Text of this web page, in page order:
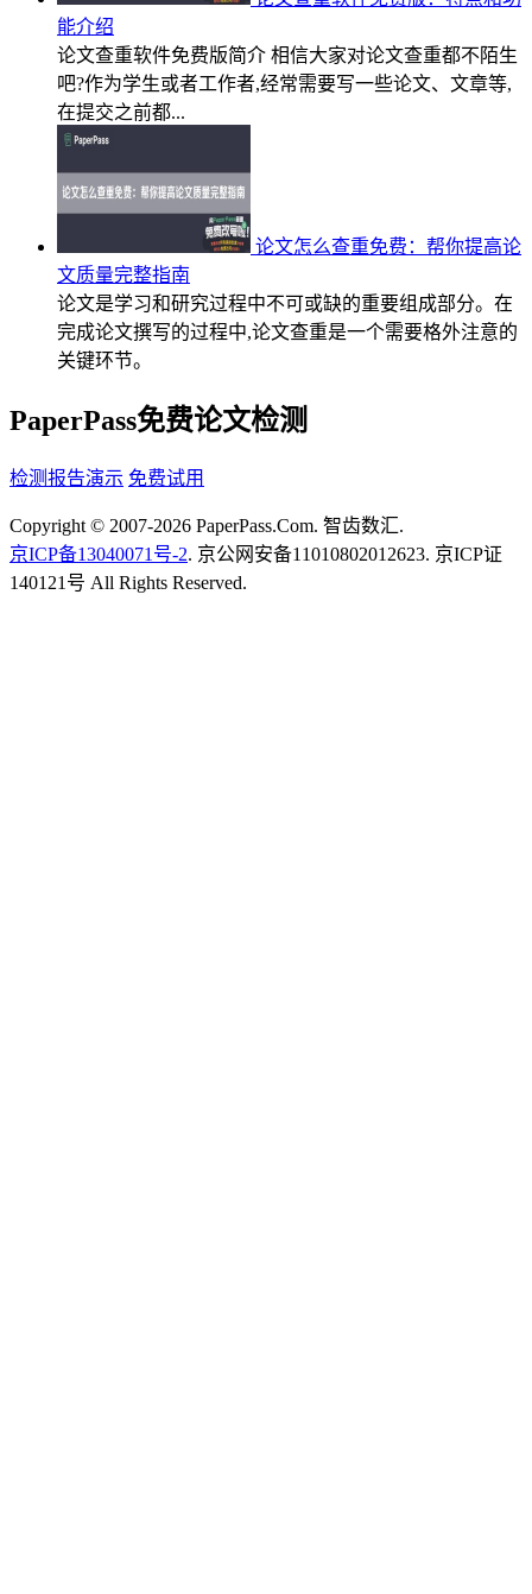
能介绍
论文查重软件免费版简介 相信大家对论文查重都不陌生
吧?作为学生或者工作者,经常需要写一些论文、文章等,
在提交之前都...
论文怎么查重免费：帮你提高论
文质量完整指南
论文是学习和研究过程中不可或缺的重要组成部分。在
完成论文撰写的过程中,论文查重是一个需要格外注意的
关键环节。
PaperPass免费论文检测
检测报告演示 免费试用
Copyright © 2007-2026 PaperPass.Com. 智齿数汇.
京ICP备13040071号-2. 京公网安备11010802012623. 京ICP证
140121号 All Rights Reserved.